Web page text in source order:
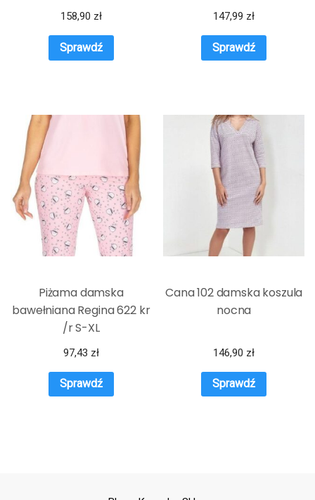
158,90 zł
Sprawdź
147,99 zł
Sprawdź
Piżama damska
bawełniana Regina 622 kr
/r S-XL
97,43 zł
Sprawdź
Cana 102 damska koszula
nocna
146,90 zł
Sprawdź